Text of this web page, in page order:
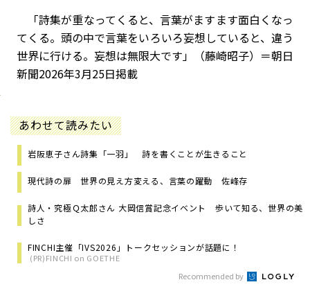
「詩集が重なってくると、言葉がますます面白くなっ
てくる。頭の中で言葉をいろいろ妄想していると、違う
世界に行ける。妄想は無限大です」（藤崎昭子）＝朝日
新聞2026年3月25日掲載
あわせて読みたい
岩阪恵子さん詩集「一羽」 詩を書くことが生きること
現代詩の扉 世界の見え方変える、言葉の躍動 佐峰存
詩人・究極Ｑ太郎さん 大岡信賞記念イベント 歩いて知る、世界の美
しさ
FINCHI主催「IVS2026」トークセッションが話題に！
(PR)FINCHI on GOETHE
Recommended by